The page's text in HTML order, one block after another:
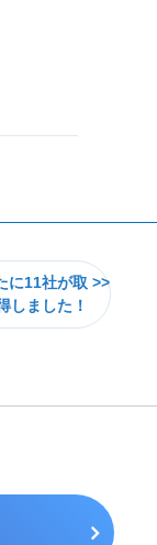
に11社が取
しました！